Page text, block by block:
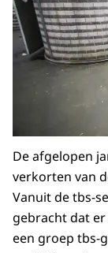
De afgelopen
verkorten van
Vanuit de tbs-
gebracht dat
een groep tbs-